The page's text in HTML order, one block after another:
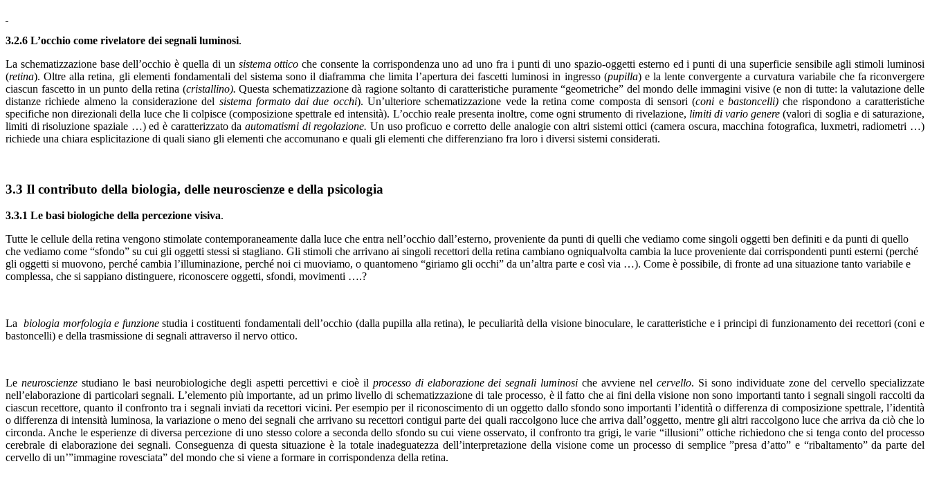
3.2.6 L’occhio come rivelatore dei segnali luminosi.
La schematizzazione base dell’occhio è quella di un sistema ottico che consente la corrispondenza uno ad uno fra i punti di uno spazio-oggetti esterno ed i punti di una superficie sensibile agli stimoli luminosi
(retina). Oltre alla retina, gli elementi fondamentali del sistema sono il diaframma che limita l’apertura dei fascetti luminosi in ingresso (pupilla) e la lente convergente a curvatura variabile che fa riconvergere
ciascun fascetto in un punto della retina (cristallino). Questa schematizzazione dà ragione soltanto di caratteristiche puramente “geometriche” del mondo delle immagini visive (e non di tutte: la valutazione delle
distanze richiede almeno la considerazione del sistema formato dai due occhi). Un’ulteriore schematizzazione vede la retina come composta di sensori (coni e bastoncelli)che rispondono a caratteristiche
specifiche non direzionali della luce che li colpisce (composizione spettrale ed intensità). L’occhio reale presenta inoltre, come ogni strumento di rivelazione, limiti di vario genere (valori di soglia e di saturazione,
limiti di risoluzione spaziale …) ed è caratterizzato da automatismi di regolazione. Un uso proficuo e corretto delle analogie con altri sistemi ottici (camera oscura, macchina fotografica, luxmetri, radiometri …)
richiede una chiara esplicitazione di quali siano gli elementi che accomunano e quali gli elementi che differenziano fra loro i diversi sistemi considerati.
3.3 Il contributo della biologia, delle neuroscienze e della psicologia
3.3.1 Le basi biologiche della percezione visiva.
Tutte le cellule della retina vengono stimolate contemporaneamente dalla luce che entra nell’occhio dall’esterno, proveniente da punti di quelli che vediamo come singoli oggetti ben definiti e da punti di quello
che vediamo come “sfondo” su cui gli oggetti stessi si stagliano. Gli stimoli che arrivano ai singoli recettori della retina cambiano ogniqualvolta cambia la luce proveniente dai corrispondenti punti esterni (perché
gli oggetti si muovono, perché cambia l’illuminazione, perché noi ci muoviamo, o quantomeno “giriamo gli occhi” da un’altra parte e così via …). Come è possibile, di fronte ad una situazione tanto variabile e
complessa, che si sappiano distinguere, riconoscere oggetti, sfondi, movimenti ….?
La biologia morfologia e funzionestudia i costituenti fondamentali dell’occhio (dalla pupilla alla retina), le peculiarità della visione binoculare, le caratteristiche e i principi di funzionamento dei recettori (coni e
bastoncelli) e della trasmissione di segnali attraverso il nervo ottico.
Le neuroscienzestudiano le basi neurobiologiche degli aspetti percettivi e cioè il processo di elaborazione dei segnali luminosi che avviene nelcervello. Si sono individuate zone del cervello specializzate
nell’elaborazione di particolari segnali. L’elemento più importante, ad un primo livello di schematizzazione di tale processo, è il fatto che ai fini della visione non sono importanti tanto i segnali singoli raccolti da
ciascun recettore, quanto il confronto tra i segnali inviati da recettori vicini. Per esempio per il riconoscimento di un oggetto dallo sfondo sono importanti l’identità o differenza di composizione spettrale, l’identità
o differenza di intensità luminosa, la variazione o meno dei segnali che arrivano su recettori contigui parte dei quali raccolgono luce che arriva dall’oggetto, mentre gli altri raccolgono luce che arriva da ciò che lo
circonda. Anche le esperienze di diversa percezione di uno stesso colore a seconda dello sfondo su cui viene osservato, il confronto tra grigi, le varie “illusioni” ottiche richiedono che si tenga conto del processo
cerebrale di elaborazione dei segnali. Conseguenza di questa situazione è la totale inadeguatezza dell’interpretazione della visione come un processo di semplice ”presa d’atto” e “ribaltamento” da parte del
cervello di un’”immagine rovesciata” del mondo che si viene a formare in corrispondenza della retina.